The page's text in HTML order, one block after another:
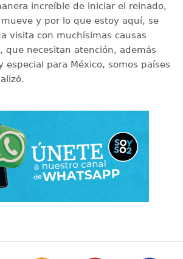
increíble de iniciar el reinado,
y por lo que estoy aquí, se
visita con muchísimas causas
que necesitan atención, además
especial para México, somos países